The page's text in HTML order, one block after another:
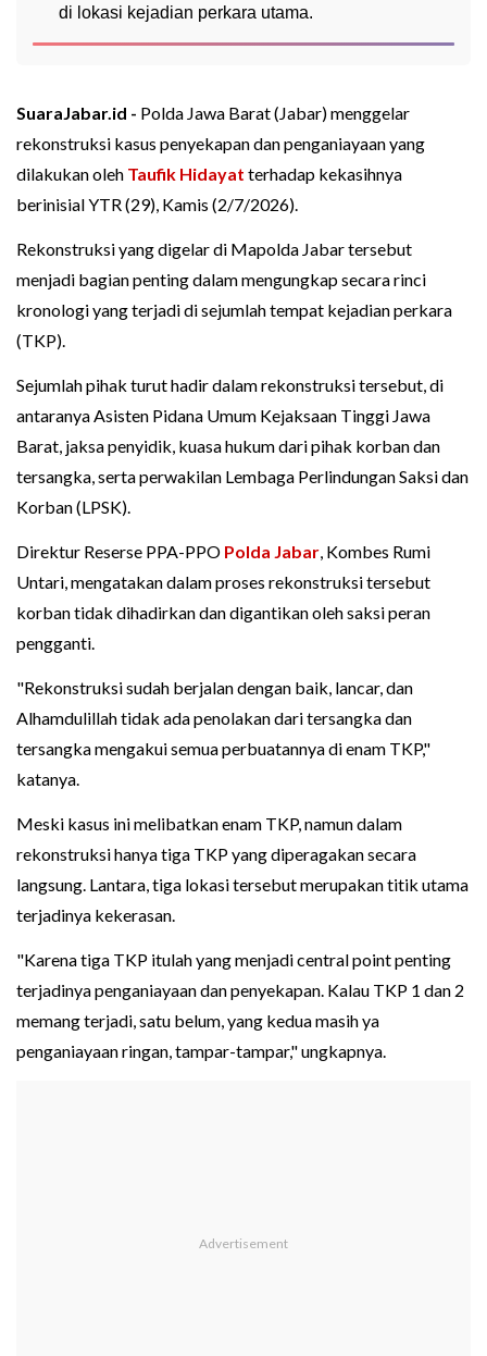
di lokasi kejadian perkara utama.
SuaraJabar.id - Polda Jawa Barat (Jabar) menggelar
rekonstruksi kasus penyekapan dan penganiayaan yang
dilakukan oleh Taufik Hidayat terhadap kekasihnya
berinisial YTR (29), Kamis (2/7/2026).
Rekonstruksi yang digelar di Mapolda Jabar tersebut
menjadi bagian penting dalam mengungkap secara rinci
kronologi yang terjadi di sejumlah tempat kejadian perkara
(TKP).
Sejumlah pihak turut hadir dalam rekonstruksi tersebut, di
antaranya Asisten Pidana Umum Kejaksaan Tinggi Jawa
Barat, jaksa penyidik, kuasa hukum dari pihak korban dan
tersangka, serta perwakilan Lembaga Perlindungan Saksi dan
Korban (LPSK).
Direktur Reserse PPA-PPO Polda Jabar, Kombes Rumi
Untari, mengatakan dalam proses rekonstruksi tersebut
korban tidak dihadirkan dan digantikan oleh saksi peran
pengganti.
"Rekonstruksi sudah berjalan dengan baik, lancar, dan
Alhamdulillah tidak ada penolakan dari tersangka dan
tersangka mengakui semua perbuatannya di enam TKP,"
katanya.
Meski kasus ini melibatkan enam TKP, namun dalam
rekonstruksi hanya tiga TKP yang diperagakan secara
langsung. Lantara, tiga lokasi tersebut merupakan titik utama
terjadinya kekerasan.
"Karena tiga TKP itulah yang menjadi central point penting
terjadinya penganiayaan dan penyekapan. Kalau TKP 1 dan 2
memang terjadi, satu belum, yang kedua masih ya
penganiayaan ringan, tampar-tampar," ungkapnya.